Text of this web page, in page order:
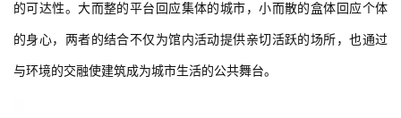
与环境的交融使建筑成为城市生活的公共舞台。